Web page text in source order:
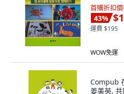
首購折扣價
43%
運費 $195
WOW免運
Compub
姜美英,